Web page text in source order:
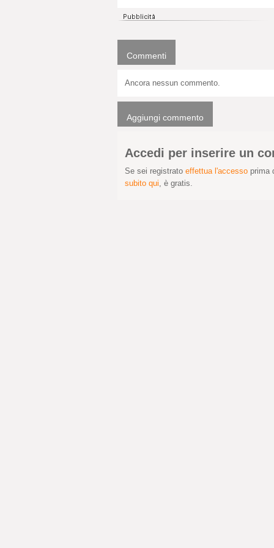
Commenti
Ancora nessun commento.
Aggiungi commento
Accedi per inserire un
Se sei registrato effettua l'accesso prima
subito qui , è gratis.